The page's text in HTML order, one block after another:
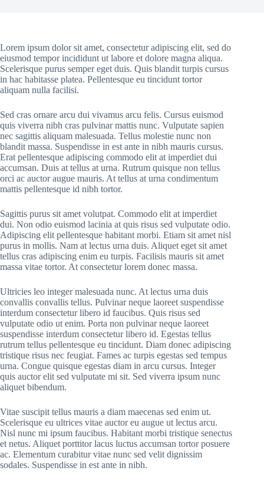
Lorem ipsum dolor sit amet, consectetur adipiscing elit, sed do
eiusmod tempor incididunt ut labore et dolore magna aliqua.
Scelerisque purus semper eget duis. Quis blandit turpis cursus
in hac habitasse platea. Pellentesque eu tincidunt tortor
aliquam nulla facilisi.
Sed cras ornare arcu dui vivamus arcu felis. Cursus euismod
quis viverra nibh cras pulvinar mattis nunc. Vulputate sapien
nec sagittis aliquam malesuada. Tellus molestie nunc non
blandit massa. Suspendisse in est ante in nibh mauris cursus.
Erat pellentesque adipiscing commodo elit at imperdiet dui
accumsan. Duis at tellus at urna. Rutrum quisque non tellus
orci ac auctor augue mauris. At tellus at urna condimentum
mattis pellentesque id nibh tortor.
Sagittis purus sit amet volutpat. Commodo elit at imperdiet
dui. Non odio euismod lacinia at quis risus sed vulputate odio.
Adipiscing elit pellentesque habitant morbi. Etiam sit amet nisl
purus in mollis. Nam at lectus urna duis. Aliquet eget sit amet
tellus cras adipiscing enim eu turpis. Facilisis mauris sit amet
massa vitae tortor. At consectetur lorem donec massa.
Ultricies leo integer malesuada nunc. At lectus urna duis
convallis convallis tellus. Pulvinar neque laoreet suspendisse
interdum consectetur libero id faucibus. Quis risus sed
vulputate odio ut enim. Porta non pulvinar neque laoreet
suspendisse interdum consectetur libero id. Egestas tellus
rutrum tellus pellentesque eu tincidunt. Diam donec adipiscing
tristique risus nec feugiat. Fames ac turpis egestas sed tempus
urna. Congue quisque egestas diam in arcu cursus. Integer
quis auctor elit sed vulputate mi sit. Sed viverra ipsum nunc
aliquet bibendum.
Vitae suscipit tellus mauris a diam maecenas sed enim ut.
Scelerisque eu ultrices vitae auctor eu augue ut lectus arcu.
Nisl nunc mi ipsum faucibus. Habitant morbi tristique senectus
et netus. Aliquet porttitor lacus luctus accumsan tortor posuere
ac. Elementum curabitur vitae nunc sed velit dignissim
sodales. Suspendisse in est ante in nibh.